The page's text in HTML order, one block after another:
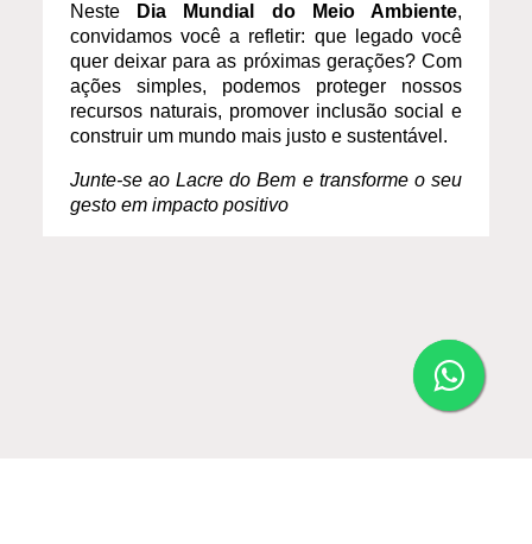
Neste Dia Mundial do Meio Ambiente,
convidamos você a refletir: que legado você
quer deixar para as próximas gerações? Com
ações simples, podemos proteger nossos
recursos naturais, promover inclusão social e
construir um mundo mais justo e sustentável.
Junte-se ao Lacre do Bem e transforme o seu
gesto em impacto positivo